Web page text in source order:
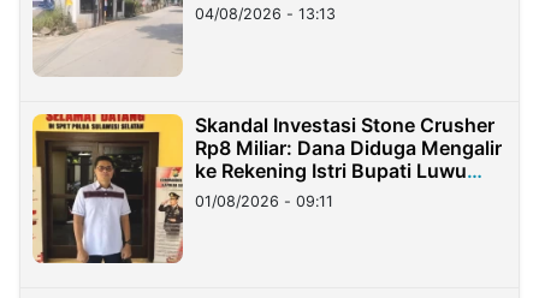
04/08/2026 - 13:13
Skandal Investasi Stone Crusher
Rp8 Miliar: Dana Diduga Mengalir
ke Rekening Istri Bupati Luwu
Timur
01/08/2026 - 09:11